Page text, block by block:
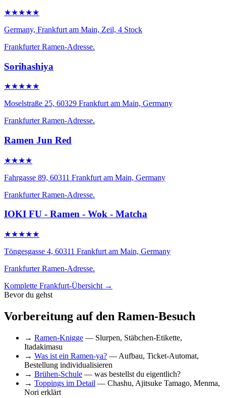
★★★★★
Germany, Frankfurt am Main, Zeil, 4 Stock
Frankfurter Ramen-Adresse.
Sorihashiya
★★★★★
Moselstraße 25, 60329 Frankfurt am Main, Germany
Frankfurter Ramen-Adresse.
Ramen Jun Red
★★★★
Fahrgasse 89, 60311 Frankfurt am Main, Germany
Frankfurter Ramen-Adresse.
IOKI FU - Ramen - Wok - Matcha
★★★★★
Töngesgasse 4, 60311 Frankfurt am Main, Germany
Frankfurter Ramen-Adresse.
Komplette Frankfurt-Übersicht →
Bevor du gehst
Vorbereitung auf den Ramen-Besuch
→ Ramen-Knigge — Slurpen, Stäbchen-Etikette,
Itadakimasu
→ Was ist ein Ramen-ya? — Aufbau, Ticket-Automat,
Bestellung individualisieren
→ Brühen-Schule — was bestellst du eigentlich?
→ Toppings im Detail — Chashu, Ajitsuke Tamago, Menma,
Nori erklärt